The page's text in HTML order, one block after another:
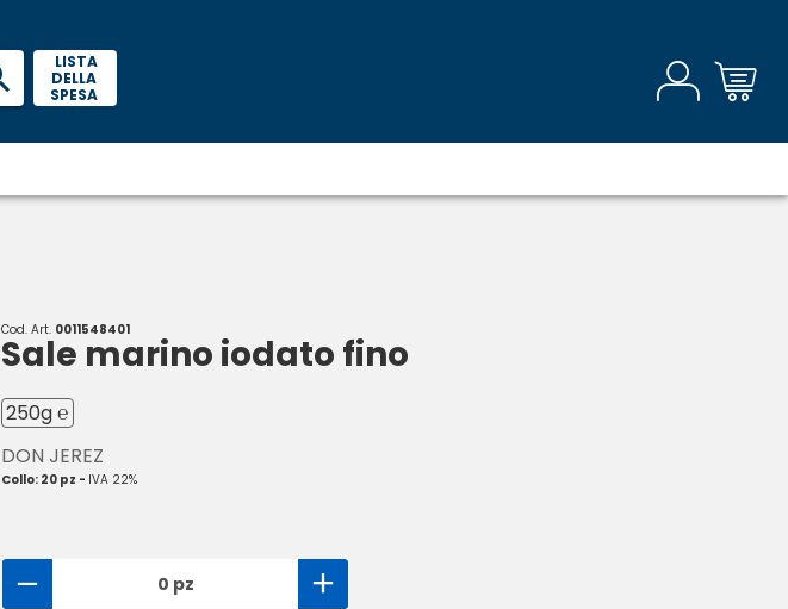
LISTA
DELLA
SPESA
Cod. Art. 0011548401
Sale marino iodato fino
250g ℮
DON JEREZ
Collo: 20 pz - IVA 22%
0 pz